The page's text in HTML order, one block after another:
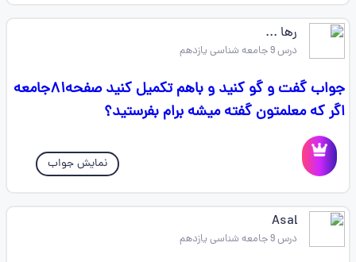
رها ...
درس 9 جامعه شناسی یازدهم
جواب گفت و گو کنید و باهم تکمیل کنید صفحه۸۱جامعه
اگر که معلمتون گفته میشه برام بفرستید؟
نمایش جواب
Asal
درس 9 جامعه شناسی یازدهم